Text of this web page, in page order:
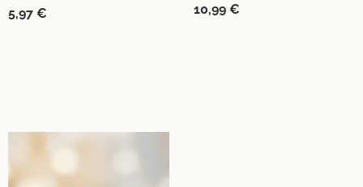
5,97 € 10,99 €